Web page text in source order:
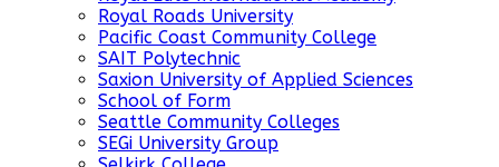
Royal Roads University
Pacific Coast Community College
SAIT Polytechnic
Saxion University of Applied Sciences
School of Form
Seattle Community Colleges
SEGi University Group